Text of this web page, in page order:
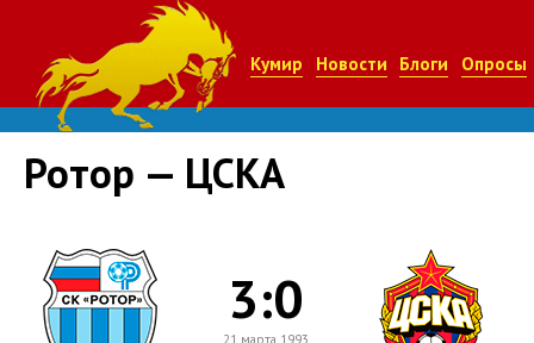
Кумир Новости Блоги Опросы
Ротор — ЦСКА
3:0
21 марта 1993